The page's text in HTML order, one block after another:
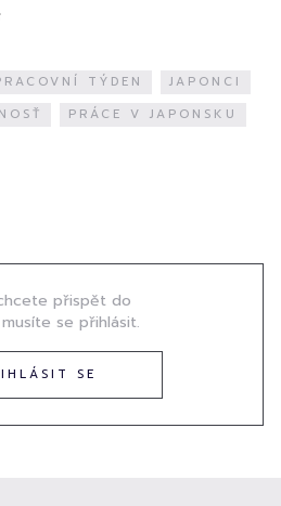
TÝDEN
JAPONCI
PRÁCE V JAPONSKU
přispět do
se přihlásit.
SE